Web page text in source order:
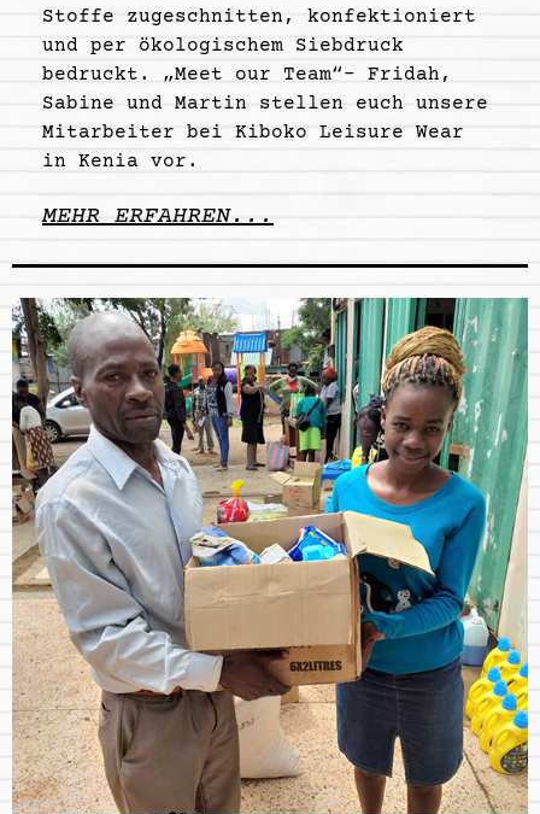
Stoffe zugeschnitten, konfektioniert
und per ökologischem Siebdruck
bedruckt. „Meet our Team“- Fridah,
Sabine und Martin stellen euch unsere
Mitarbeiter bei Kiboko Leisure Wear
in Kenia vor.
MEHR ERFAHREN...